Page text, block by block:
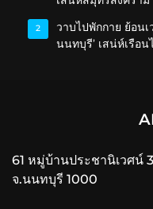
2
วาบไปพักกาย ย้อน
นนทบุรี’ เสน่ห์เรือ
61 หมู่บ้านประชานิเวศน์
จ.นนทบุรี 1000